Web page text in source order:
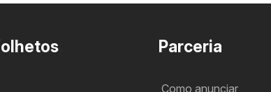
Parceria
Como anunciar